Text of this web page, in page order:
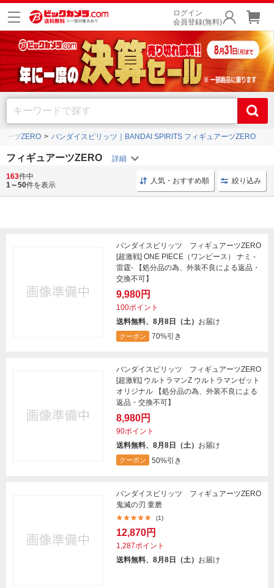
ログイン
会員登録(無料)
ーツZERO バンダイスピリッツ｜BANDAI SPIRITS フィギュアーツZERO
フィギュアーツZERO
キャラクターフィギュア スピリッツ バンダイスピリッツ
163件中
1～50件を表示 人気・おすすめ順 絞り込み
バンダイスピリッツ フィギュアーツZERO
[超激戦] ONE PIECE（ワンピース） ナミ -
雷霆- 【処分品の為、外装不良による返品・
交換不可】
9,980円
100ポイント
送料無料、8月8日（土） お届け
クーポン 70%引き
バンダイスピリッツ フィギュアーツZERO
[超激戦] ウルトラマンZ ウルトラマンゼット
オリジナル 【処分品の為、外装不良による
返品・交換不可】
8,980円
90ポイント
送料無料、8月8日（土） お届け
クーポン 50%引き
バンダイスピリッツ フィギュアーツZERO
鬼滅の刃 童磨
(1)
12,870円
1,287ポイント
送料無料、8月8日（土） お届け